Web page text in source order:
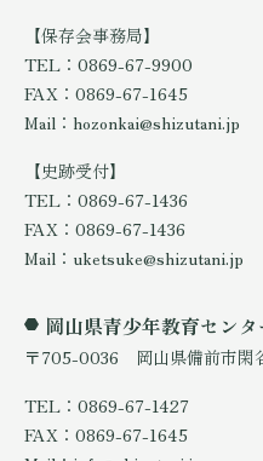
【保存会事務局】
TEL：0869-67-9900
FAX：0869-67-1645
Mail：hozonkai@shizutani.jp
【史跡受付】
TEL：0869-67-1436
FAX：0869-67-1436
Mail：uketsuke@shizutani.jp
岡山県青少年教育セン
〒705-0036 岡山県備前市閑
TEL：0869-67-1427
FAX：0869-67-1645